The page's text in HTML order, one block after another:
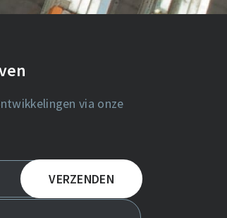
via onze